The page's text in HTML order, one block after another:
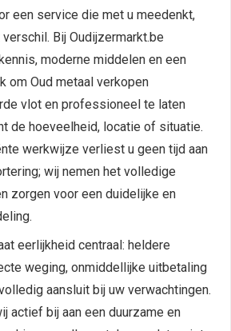
een service die met u meedenkt,
Bij Oudijzermarkt.be
moderne middelen en een
om Oud metaal verkopen
vlot en professioneel te laten
de hoeveelheid, locatie of situatie.
werkwijze verliest u geen tijd aan
wij nemen het volledige
zorgen voor een duidelijke en
eerlijkheid centraal: heldere
weging, onmiddellijke uitbetaling
aansluit bij uw verwachtingen.
actief bij aan een duurzame en